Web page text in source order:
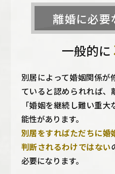
離婚に必要
一般的に
別居によって婚姻関係が
ていると認められれば、
「婚姻を継続し難い重
能性があります。
別居をすればただちに婚
判断されるわけではない
必要になります。